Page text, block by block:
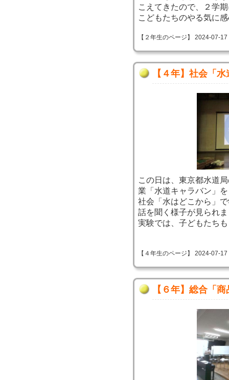
こえてきたので、２学
こどもたちのやる気に
【２年生のページ】 2024-07-
【４年】社会「
この日は、東京都水道
業「水道キャラバン」
社会「水はどこから」
話を聞く様子が見られ
実験では、子どもたち
【４年生のページ】 2024-07-
【６年】総合「